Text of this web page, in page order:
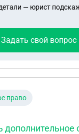
— юрист
Задать свой вопрос
право
дополнительное